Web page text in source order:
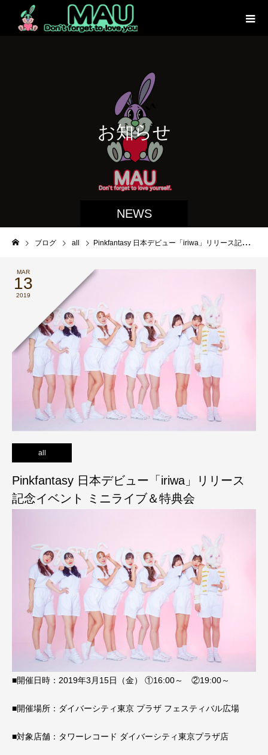
NEWS
お知らせ
ブログ all Pinkfantasy 日本デビュー「iriwa」リリース記念イベント ミニライブ＆特典会
MAR
13
2019
all
Pinkfantasy 日本デビュー「iriwa」リリース
記念イベント ミニライブ＆特典会
■開催日時：2019年3月15日（金） ①16:00～ ②19:00～
■開催場所：ダイバーシティ東京 プラザ フェスティバル広場
■対象店舗：タワーレコード ダイバーシティ東京プラザ店